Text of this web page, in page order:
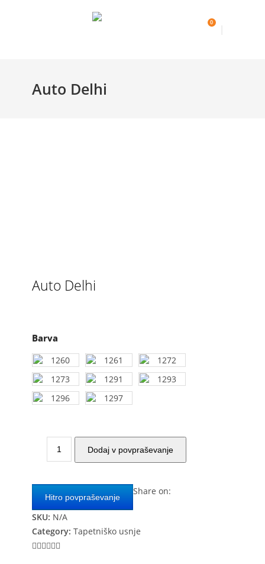
0
Auto Delhi
Auto Delhi
Barva
Delhi
quantity
Dodaj v povpraševanje
Hitro povpraševanje
SKU: N/A
Category: Tapetniško usnje
Share on: